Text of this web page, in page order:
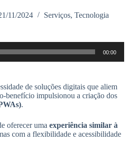
11/2024 Serviços, Tecnologia
00:00
de soluções digitais que aliem
benefício impulsionou a criação dos
.
oferecer uma experiência similar à
com a flexibilidade e acessibilidade